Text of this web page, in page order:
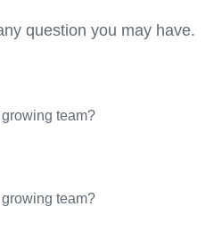
question you may have.
team?
team?